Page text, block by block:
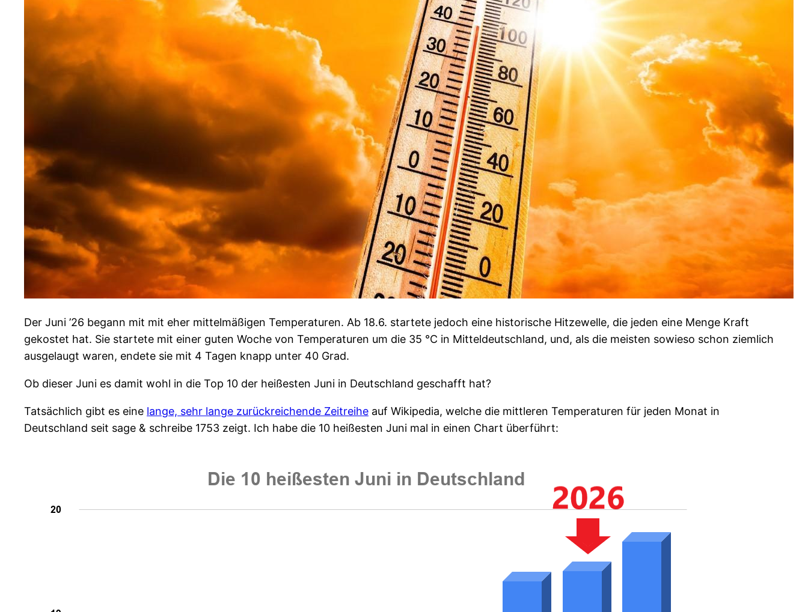
Der Juni ’26 begann mit mit eher mittelmäßigen Temperaturen. Ab 18.6. startete jedoch eine historische Hitzewelle, die jeden eine Menge Kraft
gekostet hat. Sie startete mit einer guten Woche von Temperaturen um die 35 °C in Mitteldeutschland, und, als die meisten sowieso schon ziemlich
ausgelaugt waren, endete sie mit 4 Tagen knapp unter 40 Grad.
Ob dieser Juni es damit wohl in die Top 10 der heißesten Juni in Deutschland geschafft hat?
Tatsächlich gibt es eine lange, sehr lange zurückreichende Zeitreihe auf Wikipedia, welche die mittleren Temperaturen für jeden Monat in
Deutschland seit sage & schreibe 1753 zeigt. Ich habe die 10 heißesten Juni mal in einen Chart überführt: